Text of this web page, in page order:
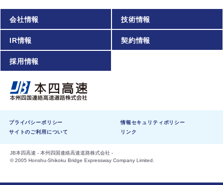
会社情報 技術情報
IR情報 契約情報
採用情報
プライバシーポリシー
情報セキュリティポリシー
サイトのご利用について
リンク
JB本四高速 - 本州四国連絡高速道路株式会社 -
© 2005 Honshu-Shikoku Bridge Expressway Company Limited.